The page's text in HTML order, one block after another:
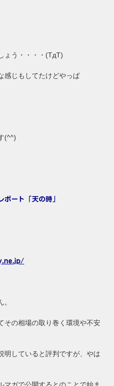
ょう・・・・(TдT)
感じもしてたけどやっぱ
(^^)
ポート「天の時」
その相場の取り巻く環境や不安
明していると評判ですが、やは